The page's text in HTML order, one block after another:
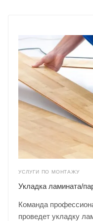
УСЛУГИ ПО МОНТАЖУ
Укладка ламината/
Команда
проведет укладку